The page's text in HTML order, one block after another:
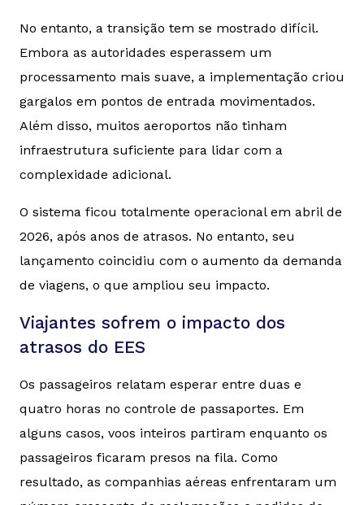
No entanto, a transição tem se mostrado difícil.
Embora as autoridades esperassem um
processamento mais suave, a implementação criou
gargalos em pontos de entrada movimentados.
Além disso, muitos aeroportos não tinham
infraestrutura suficiente para lidar com a
complexidade adicional.
O sistema ficou totalmente operacional em abril de
2026, após anos de atrasos. No entanto, seu
lançamento coincidiu com o aumento da demanda
de viagens, o que ampliou seu impacto.
Viajantes sofrem o impacto dos
atrasos do EES
Os passageiros relatam esperar entre duas e
quatro horas no controle de passaportes. Em
alguns casos, voos inteiros partiram enquanto os
passageiros ficaram presos na fila. Como
resultado, as companhias aéreas enfrentaram um